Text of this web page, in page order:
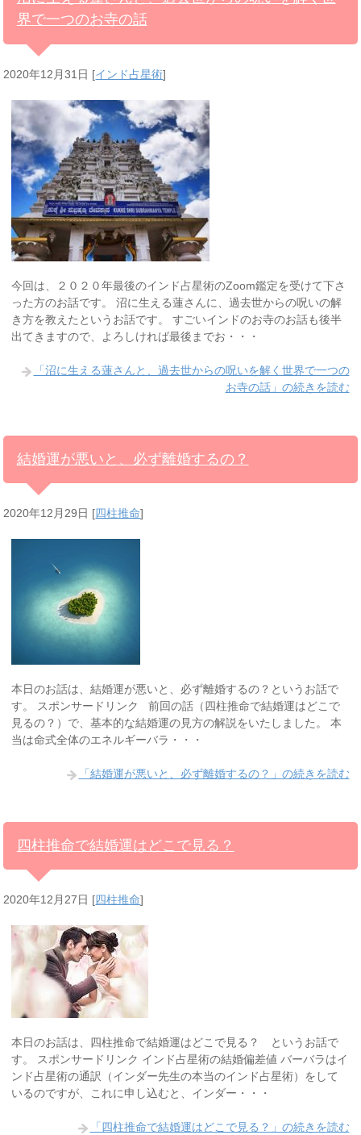
界で一つのお寺の話
2020年12月31日 [インド占星術]
今回は、２０２０年最後のインド占星術のZoom鑑定を受けて下さ
った方のお話です。 沼に生える蓮さんに、過去世からの呪いの解
き方を教えたというお話です。 すごいインドのお寺のお話も後半
出てきますので、よろしければ最後までお・・・
「沼に生える蓮さんと、過去世からの呪いを解く世界で一つの
お寺の話」の続きを読む
結婚運が悪いと、必ず離婚するの？
2020年12月29日 [四柱推命]
本日のお話は、結婚運が悪いと、必ず離婚するの？というお話で
す。 スポンサードリンク 前回の話（四柱推命で結婚運はどこで
見るの？）で、基本的な結婚運の見方の解説をいたしました。 本
当は命式全体のエネルギーバラ・・・
「結婚運が悪いと、必ず離婚するの？」の続きを読む
四柱推命で結婚運はどこで見る？
2020年12月27日 [四柱推命]
本日のお話は、四柱推命で結婚運はどこで見る？ というお話で
す。 スポンサードリンク インド占星術の結婚偏差値 バーバラはイ
ンド占星術の通訳（インダー先生の本当のインド占星術）をして
いるのですが、これに申し込むと、インダー・・・
「四柱推命で結婚運はどこで見る？」の続きを読む